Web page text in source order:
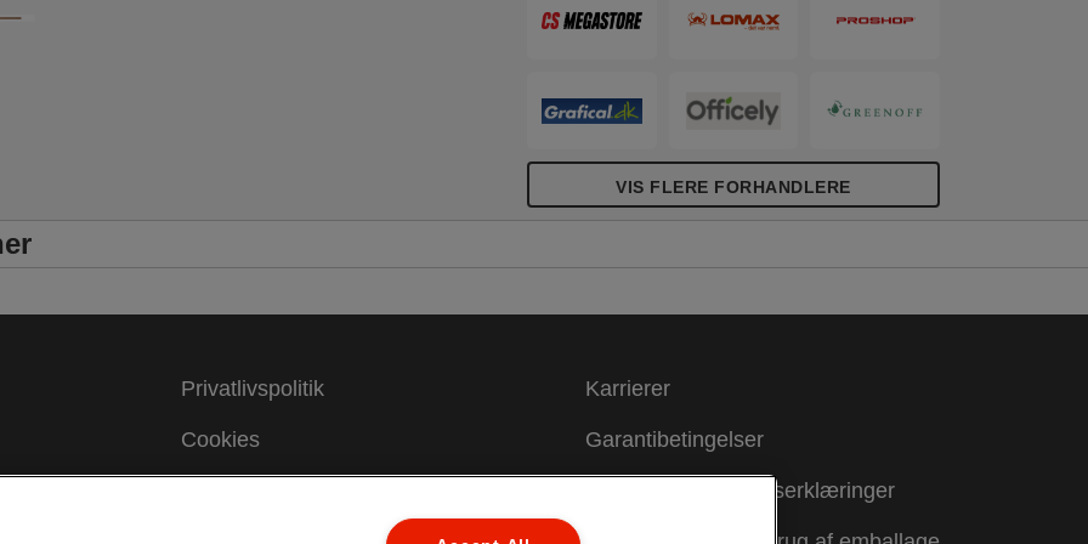
VIS FLERE FORHANDLERE
Privatlivspolitik
Cookies
Karrierer
Garantibetingelser
Overensstemmelseserklæringer